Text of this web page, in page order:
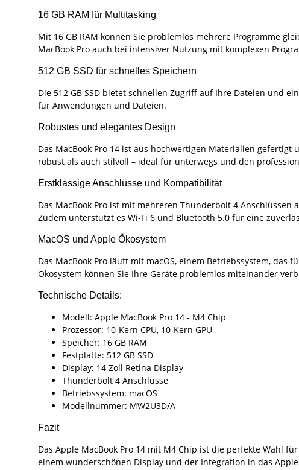
16 GB RAM für Multitasking
Mit 16 GB RAM können Sie problemlos mehrere Programme
MacBook Pro auch bei intensiver Nutzung mit komplexen
512 GB SSD für schnelles Speichern
Die 512 GB SSD bietet schnellen Zugriff auf Ihre Dateien und
für Anwendungen und Dateien.
Robustes und elegantes Design
Das MacBook Pro 14 ist aus hochwertigen Materialien
robust als auch stilvoll – ideal für unterwegs und den
Erstklassige Anschlüsse und Kompatibilität
Das MacBook Pro ist mit mehreren Thunderbolt 4
Zudem unterstützt es Wi-Fi 6 und Bluetooth 5.0 für eine
MacOS und Apple Ökosystem
Das MacBook Pro läuft mit macOS, einem Betriebssystem,
Ökosystem können Sie Ihre Geräte problemlos miteinander
Technische Details:
Modell: Apple MacBook Pro 14 - M4 Chip
Prozessor: 10-Kern CPU, 10-Kern GPU
Speicher: 16 GB RAM
Festplatte: 512 GB SSD
Display: 14 Zoll Retina Display
Thunderbolt 4 Anschlüsse
Betriebssystem: macOS
Modellnummer: MW2U3D/A
Fazit
Das Apple MacBook Pro 14 mit M4 Chip ist die perfekte Wahl
einem wunderschönen Display und der Integration in das